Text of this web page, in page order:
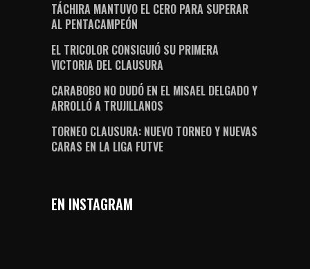
TÁCHIRA MANTUVO EL CERO PARA SUPERAR
AL PENTACAMPEÓN
EL TRICOLOR CONSIGUIÓ SU PRIMERA
VICTORIA DEL CLAUSURA
CARABOBO NO DUDÓ EN EL MISAEL DELGADO Y
ARROLLÓ A TRUJILLANOS
TORNEO CLAUSURA: NUEVO TORNEO Y NUEVAS
CARAS EN LA LIGA FUTVE
EN INSTAGRAM